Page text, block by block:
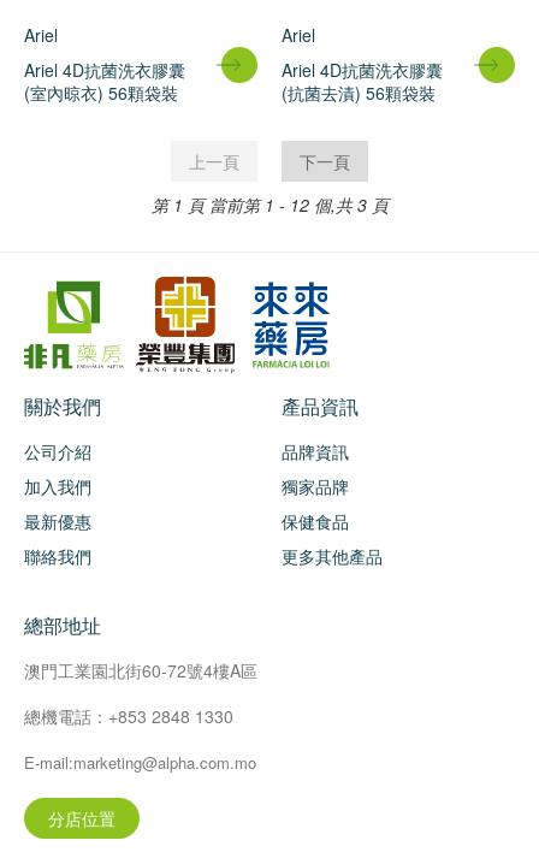
Ariel
Ariel 4D抗菌洗衣膠囊
(室內晾衣) 56顆袋裝
Ariel
Ariel 4D抗菌洗衣膠囊
(抗菌去漬) 56顆袋裝
上一頁
下一頁
第 1 頁 當前第 1 - 12 個,共 3 頁
關於我們
公司介紹
加入我們
最新優惠
聯絡我們
產品資訊
品牌資訊
獨家品牌
保健食品
更多其他產品
總部地址
澳門工業園北街60-72號4樓A區
總機電話：+853 2848 1330
E-mail:marketing@alpha.com.mo
分店位置